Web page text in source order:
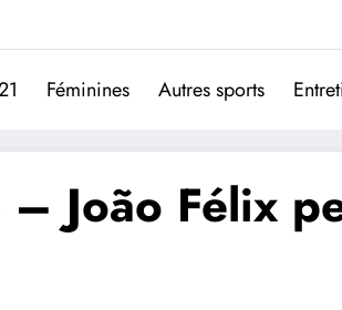
du football portugais
Féminines Autres sports
João Félix